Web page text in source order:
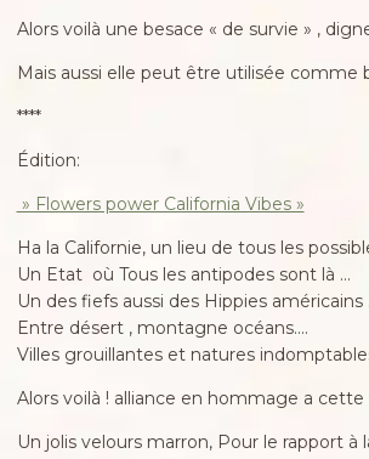
Alors voilà une besace « de survie » ,
Mais aussi elle peut être utilisée comme
****
Édition:
» Flowers power California Vibes »
Ha la Californie, un lieu de tous les
Un Etat où Tous les antipodes sont là …
Un des fiefs aussi des Hippies américains
Entre désert , montagne océans….
Villes grouillantes et natures
Alors voilà ! alliance en hommage a cette
Un jolis velours marron, Pour le rapport à